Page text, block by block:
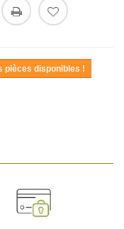
pièces disponibles !